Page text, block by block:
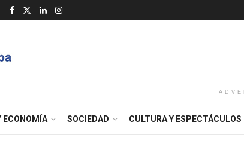
ECONOMÍA SOCIEDAD CULTURA Y ESPECTÁCULOS